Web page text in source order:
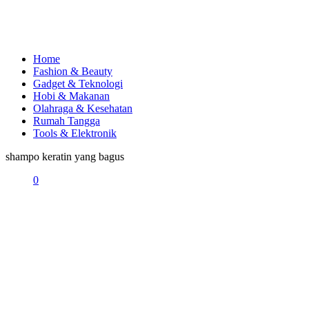
Home
Fashion & Beauty
Gadget & Teknologi
Hobi & Makanan
Olahraga & Kesehatan
Rumah Tangga
Tools & Elektronik
shampo keratin yang bagus
0